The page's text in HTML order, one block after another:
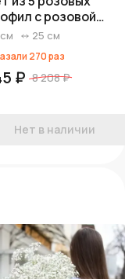
с розовой
см 25 см
270раз
₽ 8 208 ₽
Нет в наличии